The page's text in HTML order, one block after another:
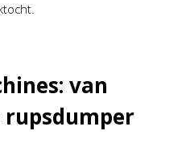
van